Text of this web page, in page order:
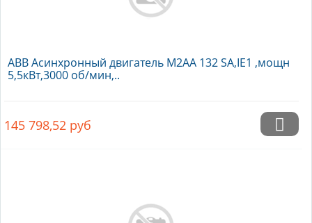
ABB Асинхронный двигатель M2AA 132 SA,IE1 ,мощн
5,5кВт,3000 об/мин,..
145 798,52 руб